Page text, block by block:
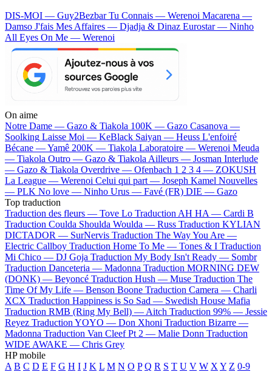
DIS-MOI — Guy2BezbarTu Connais — Werenoi Macarena —
Damso J'fais Mes Affaires — Djadja & Dinaz Eurostar — Ninho
All Eyes On Me — Werenoi
On aime
Notre Dame — Gazo & Tiakola 100K — Gazo Casanova —
Soolking Laisse Moi — KeBlack Saiyan — Heuss L'enfoiré
Bécane —Yamê 200K — Tiakola Laboratoire — Werenoi Meuda
— Tiakola Outro — Gazo & TiakolaAilleurs — Josman Interlude
— Gazo & Tiakola Overdrive — Ofenbach 1 2 3 4 — ZOKUSH
La League — Werenoi Celui qui part — Joseph Kamel Nouvelles
— PLK No love — Ninho Urus — Favé (FR) DIE — Gazo
Top traduction
Traduction des fleurs — Tove Lo Traduction AH HA — Cardi B
Traduction Coulda Shoulda Woulda — Russ Traduction KYLIAN
DICTADOR — SurNervis Traduction The Way You Are —
Electric Callboy Traduction Home To Me — Tones & I Traduction
Mi Chico — DJ Goja Traduction My Body Isn't Ready — Sombr
Traduction Danceteria — Madonna Traduction MORNING DEW
(DONK) — Beyoncé Traduction Hush — Muse Traduction The
Time Of My Life — Benson Boone Traduction Camera — Charli
XCX Traduction Happiness is So Sad — Swedish House Mafia
Traduction RMB (Ring My Bell) —Aitch Traduction 99% — Jessie
Reyez Traduction YOYO — Don Xhoni Traduction Bizarre —
Madonna Traduction Van Cleef Pt 2 — Malie Donn Traduction
WIDE AWAKE — Chris Grey
HP mobile
A B C D E F G H I J K L M N O P Q R S T U V W XY Z 0-9